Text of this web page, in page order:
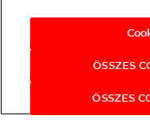
ÖSSZES
ÖSSZES